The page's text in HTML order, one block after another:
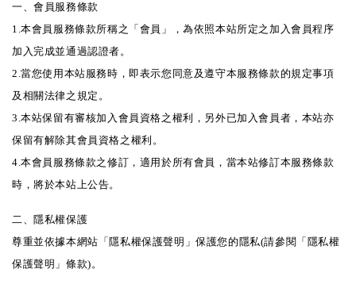
一、會員服務條款
1.本會員服務條款所稱之「會員」，為依照本站所定之加入會員程序
加入完成並通過認證者。
2.當您使用本站服務時，即表示您同意及遵守本服務條款的規定事項
及相關法律之規定。
3.本站保留有審核加入會員資格之權利，另外已加入會員者，本站亦
保留有解除其會員資格之權利。
4.本會員服務條款之修訂，適用於所有會員，當本站修訂本服務條款
時，將於本站上公告。
二、隱私權保護
尊重並依據本網站「隱私權保護聲明」保護您的隱私(請參閱「隱私權
保護聲明」條款)。